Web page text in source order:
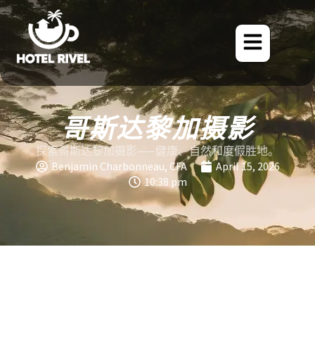
哥斯达黎加摄影
探索哥斯达黎加摄影——健康、自然和度假胜地。
Benjamin Charbonneau, CFA
April 15, 2026
10:38 pm